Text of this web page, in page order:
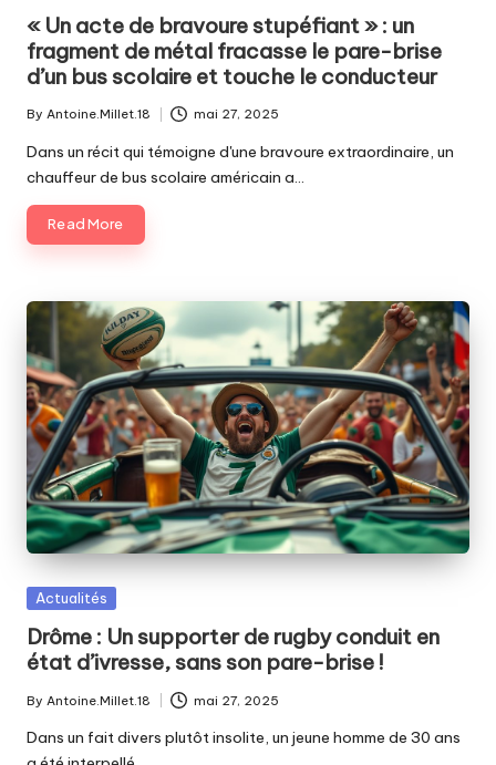
« Un acte de bravoure stupéfiant » : un
fragment de métal fracasse le pare-brise
d’un bus scolaire et touche le conducteur
Posted
by
By Antoine.Millet.18 mai 27, 2025
Dans un récit qui témoigne d'une bravoure extraordinaire, un
chauffeur de bus scolaire américain a…
Read More
Posted
Actualités
Drôme : Un supporter de rugby conduit en
état d’ivresse, sans son pare-brise !
Posted
by
By Antoine.Millet.18 mai 27, 2025
Dans un fait divers plutôt insolite, un jeune homme de 30 ans